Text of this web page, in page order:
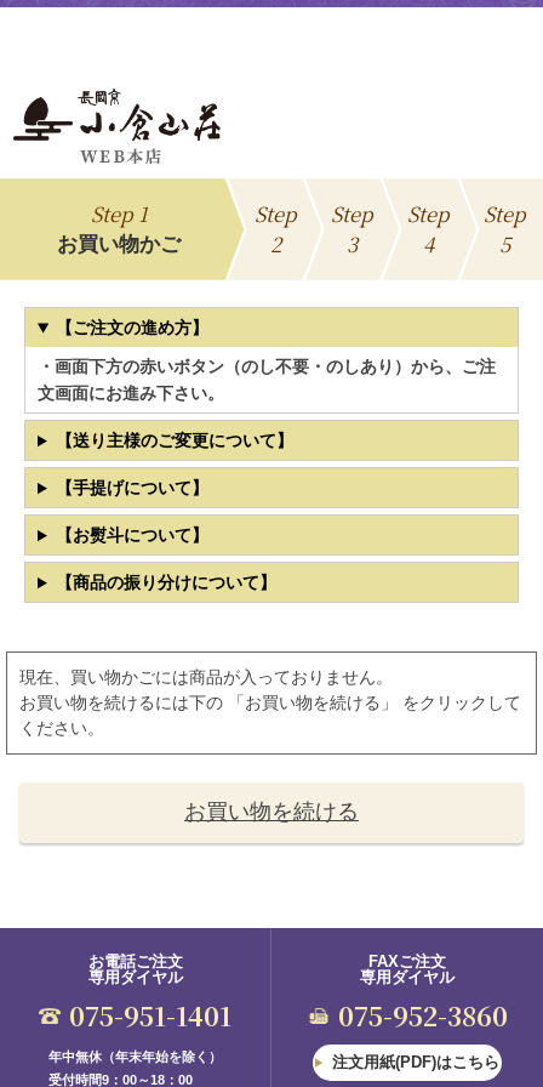
Step 1
お買い物かご
Step
2
Step
3
Step
4
Step
5
【ご注文の進め方】
・画面下方の赤いボタン（のし不要・のしあり）から、ご注
文画面にお進み下さい。
【送り主様のご変更について】
【手提げについて】
【お熨斗について】
【商品の振り分けについて】
現在、買い物かごには商品が入っておりません。
お買い物を続けるには下の 「お買い物を続ける」 をクリックして
ください。
お買い物を続ける
お電話ご注文
専用ダイヤル
075-951-1401
年中無休（年末年始を除く）
受付時間9：00～18：00
FAXご注文
専用ダイヤル
075-952-3860
注文用紙(PDF)はこちら